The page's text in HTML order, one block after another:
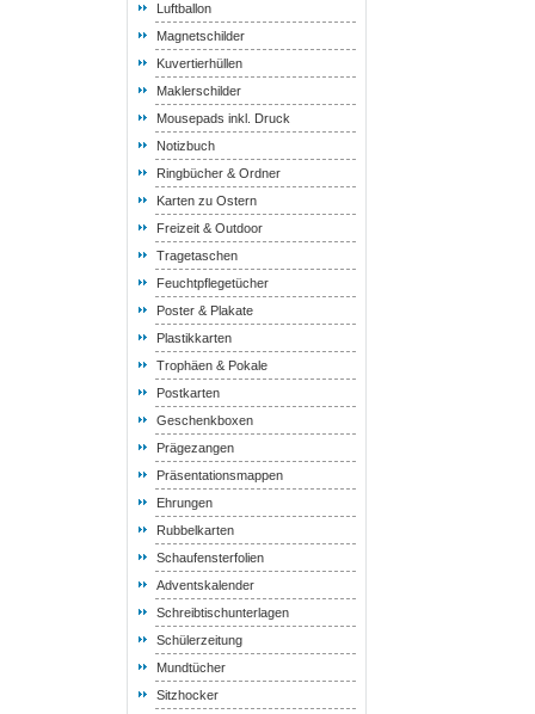
Luftballon
Magnetschilder
Kuvertierhüllen
Maklerschilder
Mousepads inkl. Druck
Notizbuch
Ringbücher & Ordner
Karten zu Ostern
Freizeit & Outdoor
Tragetaschen
Feuchtpflegetücher
Poster & Plakate
Plastikkarten
Trophäen & Pokale
Postkarten
Geschenkboxen
Prägezangen
Präsentationsmappen
Ehrungen
Rubbelkarten
Schaufensterfolien
Adventskalender
Schreibtischunterlagen
Schülerzeitung
Mundtücher
Sitzhocker